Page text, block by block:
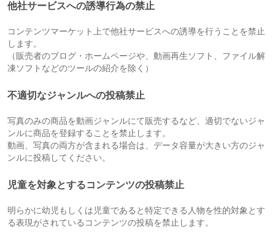
他社サービスへの誘導行為の禁止
コンテンツマーケット上で他社サービスへの誘導を行うことを禁止
します。
（販売者のブログ・ホームページや、動画再生ソフト、ファイル解
凍ソフトなどのツールの紹介を除く）
不適切なジャンルへの投稿禁止
写真のみの商品を動画ジャンルにて販売するなど、適切でないジャ
ンルに商品を登録することを禁止します。
動画、写真の両方が含まれる場合は、データ容量が大きい方のジャ
ンルに投稿してください。
児童を対象とするコンテンツの投稿禁止
明らかに幼児もしくは児童であると特定できる人物を性的対象とす
る表現がされているコンテンツの投稿を禁止します。